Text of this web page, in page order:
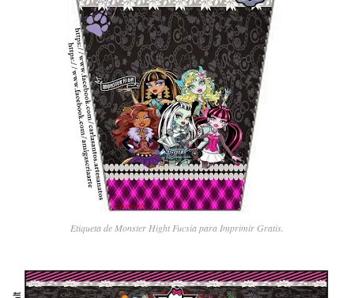
Etiqueta de Monster Hight Fucsia para Imprimir Gratis.